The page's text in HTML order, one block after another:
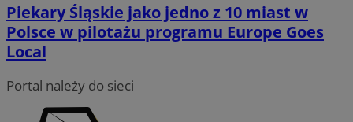
Piekary Śląskie jako jedno z 10 miast w
Polsce w pilotażu programu Europe Goes
Local
Portal należy do sieci